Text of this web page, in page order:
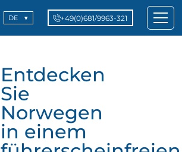
DE +49(0)681/9963-321
Entdecken
Sie
Norwegen
in einem